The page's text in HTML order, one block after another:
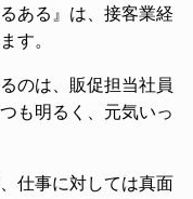
ある』は、接客業経
す。
のは、販促担当社員
も明るく、元気いっ
仕事に対しては真面